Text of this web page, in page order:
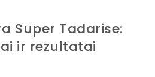
Super Tadarise:
ir rezultatai